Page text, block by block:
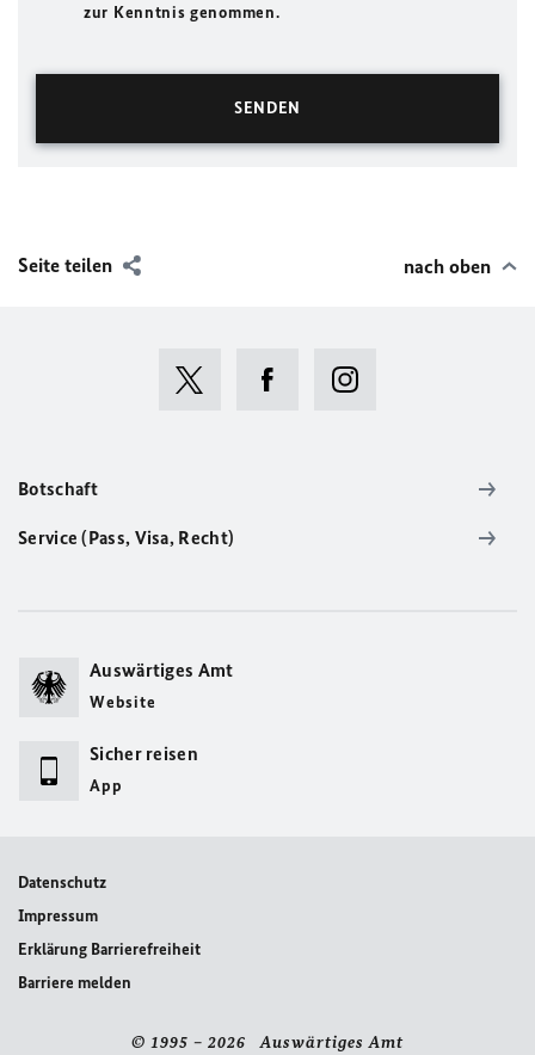
zur Kenntnis genommen.
Seite teilen nach oben
Botschaft
Service (Pass, Visa, Recht)
Auswärtiges Amt
Website
Sicher reisen
App
Datenschutz
Impressum
Erklärung Barrierefreiheit
Barriere melden
© 1995 – 2026 Auswärtiges Amt